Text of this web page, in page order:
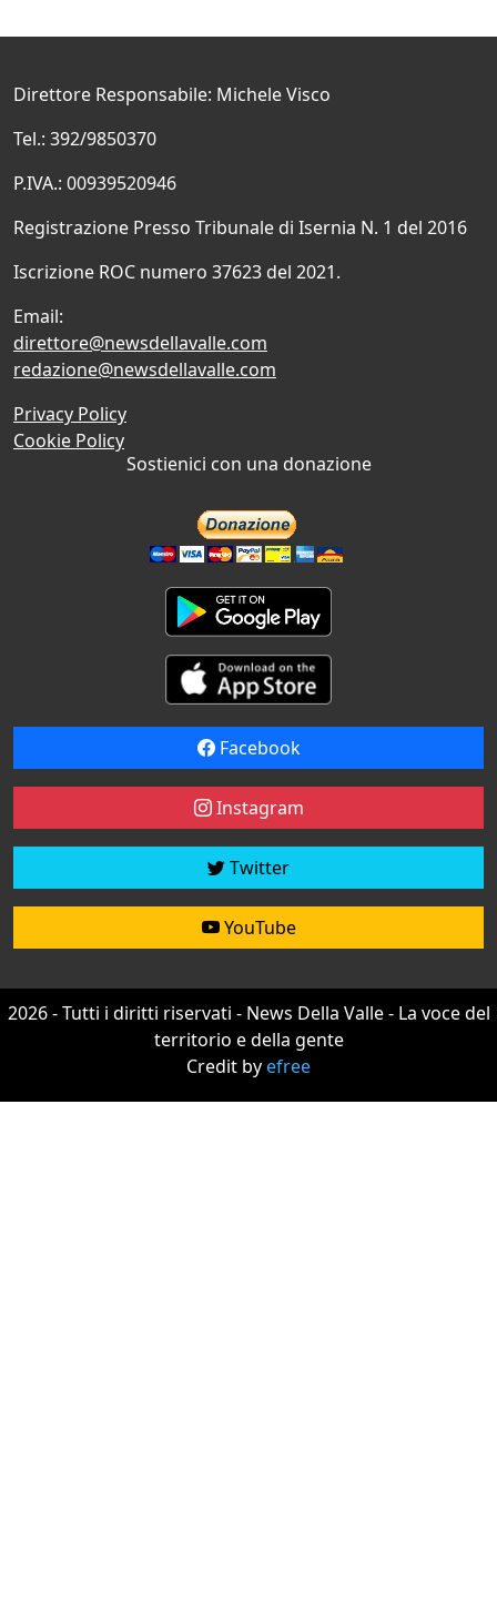
Direttore Responsabile: Michele Visco
Tel.: 392/9850370
P.IVA.: 00939520946
Registrazione Presso Tribunale di Isernia N. 1 del 2016
Iscrizione ROC numero 37623 del 2021.
Email:
direttore@newsdellavalle.com
redazione@newsdellavalle.com
Privacy Policy
Cookie Policy
Sostienici con una donazione
Facebook
Instagram
Twitter
YouTube
2026 - Tutti i diritti riservati - News Della Valle - La voce del
territorio e della gente
Credit byefree